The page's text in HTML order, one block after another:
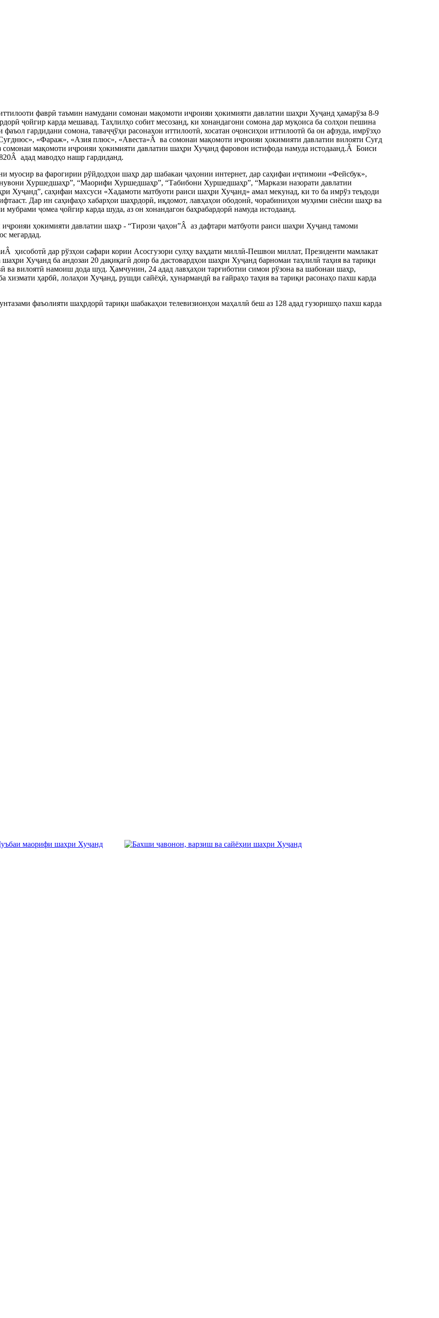
фаврӣ таъмин намудани сомонаи мақомоти иҷроияи ҳокимияти давлатии шаҳри Хуҷанд ҳамарўза 8-9
ҷойгир карда мешавад. Таҳлилҳо собит месозанд, ки хонандагони сомона дар муқоиса ба солҳои пешина
фаъол гардидани сомона, таваҷҷўҳи расонаҳои иттилоотӣ, хосатан оҷонсиҳои иттилоотӣ ба он афзуда, имрўзҳо
«Фараж», «Азия плюс», «Авеста»Â ва сомонаи мақомоти иҷроияи ҳокимияти давлатии вилояти Суғд
мақомоти иҷроияи ҳокимияти давлатии шаҳри Хуҷанд фаровон истифода намуда истодаанд.Â Боиси
адад маводҳо нашр гардиданд.
муосир ва фарогирии рўйдодҳои шаҳр дар шабакаи ҷаҳонии интернет, дар саҳифаи иҷтимоии «Фейсбук»,
Хуршедшаҳр”, “Маорифи Хуршедшаҳр”, “Табибони Хуршедшаҳр”, “Маркази назорати давлатии
Хуҷанд”, саҳифаи махсуси «Хадамоти матбуоти раиси шаҳри Хуҷанд» амал мекунад, ки то ба имрўз теъдоди
Дар ин саҳифаҳо хабарҳои шаҳрдорӣ, иқдомот, лавҳаҳои ободонӣ, чорабиниҳои муҳими сиёсии шаҳр ва
мубрами ҷомеа ҷойгир карда шуда, аз он хонандагон баҳрабардорӣ намуда истодаанд.
ҳокимияти давлатии шаҳр - “Тирози ҷаҳон”Â аз дафтари матбуоти раиси шаҳри Хуҷанд тамоми
мегардад.
ҳисоботӣ дар рўзҳои сафари кории Асосгузори сулҳу ваҳдати миллӣ-Пешвои миллат, Президенти мамлакат
Хуҷанд ба андозаи 20 дақиқагӣ доир ба дастовардҳои шаҳри Хуҷанд барномаи таҳлилӣ таҳия ва тариқи
ва вилоятӣ намоиш дода шуд. Ҳамчунин, 24 адад лавҳаҳои тарғиботии симои рўзона ва шабонаи шаҳр,
хизмати ҳарбӣ, лолаҳои Хуҷанд, рушди сайёҳӣ, ҳунармандӣ ва ғайраҳо таҳия ва тариқи расонаҳо пахш карда
фаъолияти шаҳрдорӣ тариқи шабакаҳои телевизионҳои маҳаллӣ беш аз 128 адад гузоришҳо пахш карда